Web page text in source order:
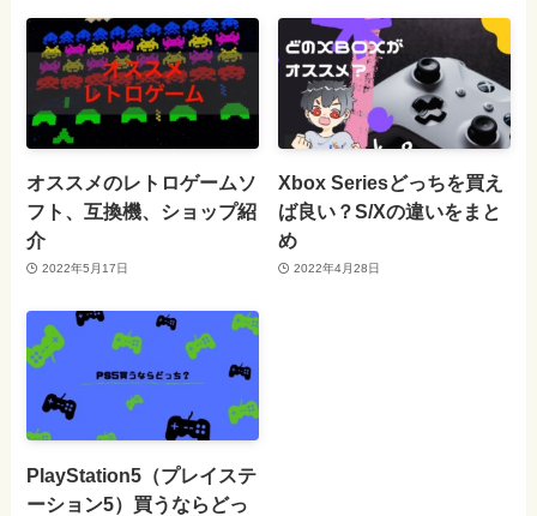
オススメのレトロゲームソ
フト、互換機、ショップ紹
介
2022年5月17日
Xbox Seriesどっちを買え
ば良い？S/Xの違いをまと
め
2022年4月28日
PlayStation5（プレイステ
ーション5）買うならどっ